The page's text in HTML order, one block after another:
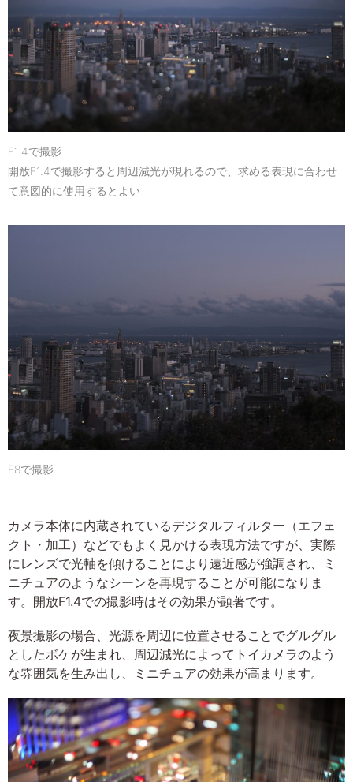
F1.4で撮影
開放F1.4で撮影すると周辺減光が現れるので、求める表現に合わせ
て意図的に使用するとよい
F8で撮影
カメラ本体に内蔵されているデジタルフィルター（エフェ
クト・加工）などでもよく見かける表現方法ですが、実際
にレンズで光軸を傾けることにより遠近感が強調され、ミ
ニチュアのようなシーンを再現することが可能になりま
す。開放F1.4での撮影時はその効果が顕著です。
夜景撮影の場合、光源を周辺に位置させることでグルグル
としたボケが生まれ、周辺減光によってトイカメラのよう
な雰囲気を生み出し、ミニチュアの効果が高まります。